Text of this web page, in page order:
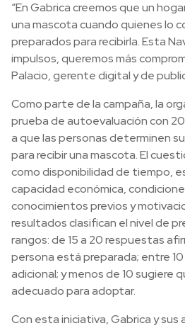
“En Gabrica creemos que un
una mascota cuando quienes lo
preparados para recibirla. Esta
impulsos, queremos más
Palacio, gerente digital y de
Como parte de la campaña, la
prueba de autoevaluación con
a que las personas determinen
para recibir una mascota. El
como disponibilidad de tiempo,
capacidad económica,
conocimientos previos y
resultados clasifican el nivel de
rangos: de 15 a 20 respuestas
persona está preparada; entre 10
adicional; y menos de 10 sugiere
adecuado para adoptar.
Con esta iniciativa, Gabrica y sus